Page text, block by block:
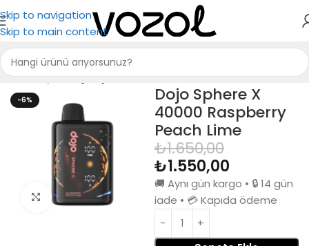
Skip to navigation
Skip to main content
Ana Sayfa Dojo Sphere X 40000
-6%
Büyütmek için tıkla
Dojo Sphere X
40000 Raspberry
Peach Lime
₺1.650,00
₺1.550,00
🚚 Aynı gün kargo • 🔒 14 gün
iade • 💳 Kapıda ödeme